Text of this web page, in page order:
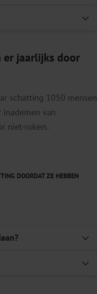
er jaarlijks door
schatting 1050 mensen
inademen van
niet-rokers.
DOORDAT ZE HEBBEN